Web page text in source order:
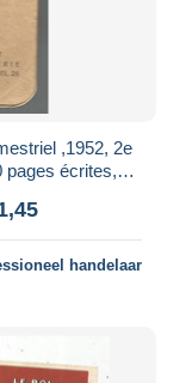
,1952, 2e
pages écrites,
handelaar